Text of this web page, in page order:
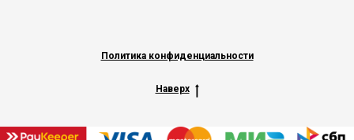
Политика конфиденциальности
Наверх